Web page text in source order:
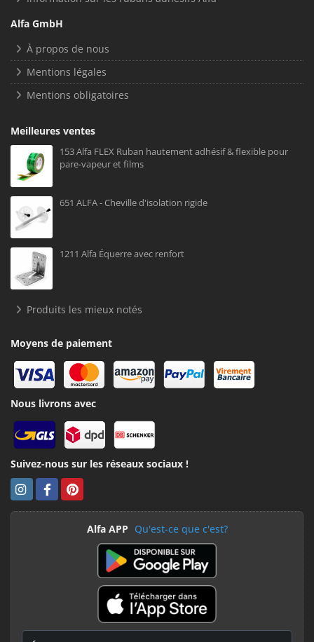
Alfa GmbH
À propos de nous
Mentions légales
Mentions obligatoires
Meilleures ventes
153 Alfa FLEX Ruban hautement adhésif & flexible pour
pare-vapeur et films
651 ALFA - Cheville d'isolation rigide
1211 Alfa Équerre avec renfort
Produits les mieux notés
Moyens de paiement
Nous livrons avec
Suivez-nous sur les réseaux sociaux !
Alfa APP Qu'est-ce que c'est?